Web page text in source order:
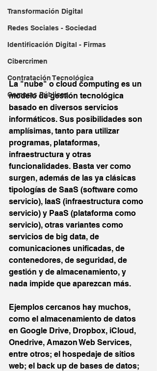
Transformación Digital
Redes Sociales - Sociedad
Identificación Digital - Firmas
Cibercrimen
Contratación Tecnológica
Compras Públicas
La "nube" o cloud computing es un
modelo de gestión tecnológica
basado en diversos servicios
informáticos. Sus posibilidades son
amplísimas, tanto para utilizar
programas, plataformas,
infraestructura y otras
funcionalidades. Basta ver como
surgen, además de las ya clásicas
tipologías de SaaS (software como
servicio), IaaS (infraestructura como
servicio) y PaaS (plataforma como
servicio), otras variantes como
servicios de big data, de
comunicaciones unificadas, de
contenedores, de seguridad, de
gestión y de almacenamiento, y
nada impide que aparezcan más.
Ejemplos cercanos hay muchos,
como el almacenamiento de datos
en Google Drive, Dropbox, iCloud,
Onedrive, Amazon Web Services,
entre otros; el hospedaje de sitios
web; el back up de bases de datos;